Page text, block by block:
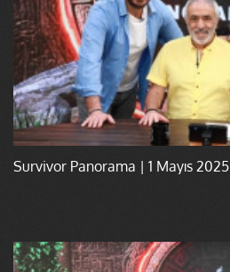
Survivor Panorama | 1 Mayıs 2025